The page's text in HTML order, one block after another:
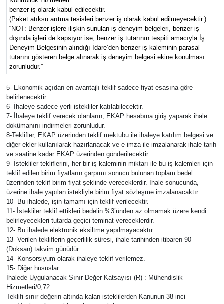
benzer iş olarak kabul edilecektir.
(Paket atıksu arıtma tesisleri benzer iş olarak kabul edilmeyecektir.)
“NOT: Benzer işlere ilişkin sunulan iş deneyim belgeleri, benzer iş
dışında işleri de kapsıyor ise; benzer iş tutarının tespiti amacıyla İş
Deneyim Belgesinin alındığı İdare’den benzer iş kaleminin parasal
tutarını gösteren belge alınarak iş deneyim belgesi ekine konulması
zorunludur.”
5- Ekonomik açıdan en avantajlı teklif sadece fiyat esasına göre
belirlenecektir.
6- İhaleye sadece yerli istekliler katılabilecektir.
7- İhaleye teklif verecek olanların, EKAP hesabına giriş yaparak ihale
dokümanını indirmeleri zorunludur.
8-Teklifler, EKAP üzerinden teklif mektubu ile ihaleye katılım belgesi ve
diğer ekler kullanılarak hazırlanacak ve e-imza ile imzalanarak ihale tarih
ve saatine kadar EKAP üzerinden gönderilecektir.
9- İstekliler tekliflerini, her bir iş kaleminin miktarı ile bu iş kalemleri için
teklif edilen birim fiyatların çarpımı sonucu bulunan toplam bedel
üzerinden teklif birim fiyat şeklinde vereceklerdir. İhale sonucunda,
üzerine ihale yapılan istekliyle birim fiyat sözleşme imzalanacaktır.
10- Bu ihalede, işin tamamı için teklif verilecektir.
11- İstekliler teklif ettikleri bedelin %3’ünden az olmamak üzere kendi
belirleyecekleri tutarda geçici teminat vereceklerdir.
12- Bu ihalede elektronik eksiltme yapılmayacaktır.
13- Verilen tekliflerin geçerlilik süresi, ihale tarihinden itibaren 90
(Doksan) takvim günüdür.
14- Konsorsiyum olarak ihaleye teklif verilemez.
15- Diğer hususlar:
İhalede Uygulanacak Sınır Değer Katsayısı (R) : Mühendislik
Hizmetleri/0,72
Teklifi sınır değerin altında kalan isteklilerden Kanunun 38 inci